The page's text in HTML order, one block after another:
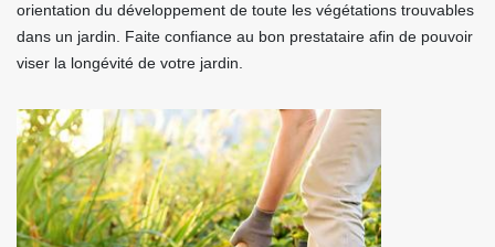
orientation du développement de toute les végétations trouvables
dans un jardin. Faite confiance au bon prestataire afin de pouvoir
viser la longévité de votre jardin.